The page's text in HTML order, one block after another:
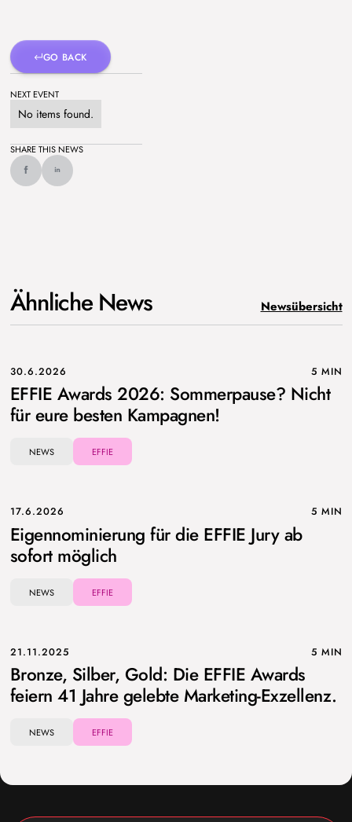
GO BACK
NEXT EVENT
No items found.
SHARE THIS NEWS
Ähnliche News Newsübersicht
30.6.2026 5 MIN
EFFIE Awards 2026: Sommerpause? Nicht
für eure besten Kampagnen!
NEWS EFFIE
17.6.2026 5 MIN
Eigennominierung für die EFFIE Jury ab
sofort möglich
NEWS EFFIE
21.11.2025 5 MIN
Bronze, Silber, Gold: Die EFFIE Awards
feiern 41 Jahre gelebte Marketing-Exzellenz.
NEWS EFFIE